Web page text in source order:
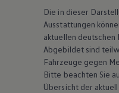
Die in dieser
Ausstattungen
aktuellen
Abgebildet sind
Fahrzeuge gegen
Bitte beachten Sie
Übersicht der